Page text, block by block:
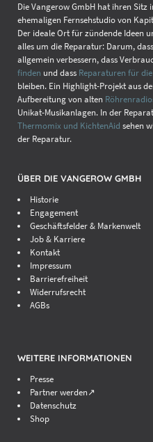
Die Vangerow GmbH hat ihren Sitz
ehemaligen Fernsehstudio von
Der ideale Ort für zündende Ideen
alles um die Reparatur: Darum,
allgemein verbessern, dass
finden und dass Reparaturen für
bleiben. Ein Highlight-Projekt aus
Aufbereitung von alten
Unikat-Musikanlagen. In der
Thermomix und KichtenAid sehen
der Reparatur.
ÜBER DIE VANGEROW GMBH
Historie
Engagement
Geschäftsfelder & Markenwelt
Job & Karriere
Kontakt
Impressum
Barrierefreiheit
Widerrufsrecht
AGBs
WEITERE INFORMATIONEN
Presse
Partner werden↗
Datenschutz
Shop